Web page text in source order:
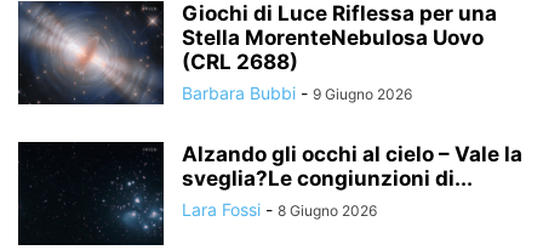
Giochi di Luce Riflessa per una
Stella MorenteNebulosa Uovo
(CRL 2688)
Barbara Bubbi - 9 Giugno 2026
Alzando gli occhi al cielo – Vale la
sveglia?Le congiunzioni di...
Lara Fossi - 8 Giugno 2026